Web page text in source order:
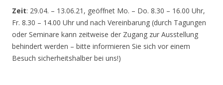
Zeit: 29.04. – 13.06.21, geöffnet Mo. – Do. 8.30 – 16.00 Uhr,
Fr. 8.30 – 14.00 Uhr und nach Vereinbarung (durch Tagungen
oder Seminare kann zeitweise der Zugang zur Ausstellung
behindert werden – bitte informieren Sie sich vor einem
Besuch sicherheitshalber bei uns!)